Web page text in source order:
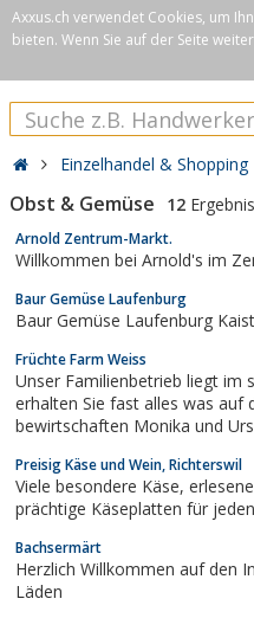
Axxus.ch verwendet Cookies, um
bieten. Wenn Sie auf der Seite
Einzelhandel & Shopping
Obst & Gemüse 12
Arnold Zentrum-Markt.
Willkommen bei Arnold's im
Baur Gemüse Laufenburg
Baur Gemüse Laufenburg
Früchte Farm Weiss
Unser Familienbetrieb liegt im schönen
erhalten Sie fast alles was auf
bewirtschaften Monika und
Preisig Käse und Wein, Richterswil
Viele besondere Käse, erlesene Weine, das beste Fondue und
prächtige Käseplatten für
Bachsermärt
Herzlich Willkommen auf den
Läden